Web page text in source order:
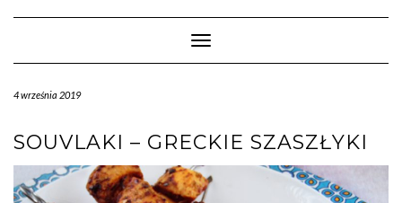
Toggle Navigation
4 września 2019
SOUVLAKI – GRECKIE SZASZŁYKI